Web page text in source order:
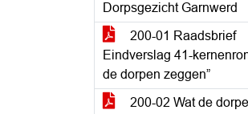
Dorpsgezicht Garnwerd
200-01 Raadsbrief
Eindverslag 41-
de dorpen zeggen”
200-02 Wat de